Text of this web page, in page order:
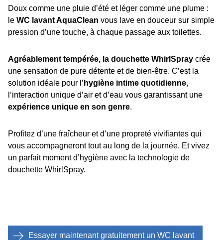
Doux comme une pluie d’été et léger comme une plume :
le WC lavant AquaClean vous lave en douceur sur simple
pression d’une touche, à chaque passage aux toilettes.
Agréablement tempérée, la douchette WhirlSpray crée
une sensation de pure détente et de bien-être. C’est la
solution idéale pour l’ hygiène intime quotidienne,
l’interaction unique d’air et d’eau vous garantissant une
expérience unique en son genre.
Profitez d’une fraîcheur et d’une propreté vivifiantes qui
vous accompagneront tout au long de la journée. Et vivez
un parfait moment d’hygiène avec la technologie de
douchette WhirlSpray.
Essayer maintenant gratuitement un WC lavant